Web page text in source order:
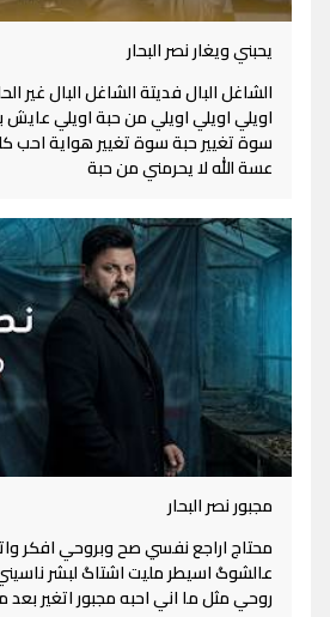
يحبني ويغار نصر البحار
الشاغل البال فديتة الشاغل البال غير
اويلي اويلي اويلي من حبة اويلي عايش
سوة تغيير حبة سوة تغيير هواية احب
عسة الله لا يحرمني من حبة
مجبور نصر البحار
محتاج اراجع نفسي صح وبروحي افكر
عالشوگ اسيطر مليت اشتاگ لبشر
روحي مثل ما اني احبه مجبور اتغير بعد